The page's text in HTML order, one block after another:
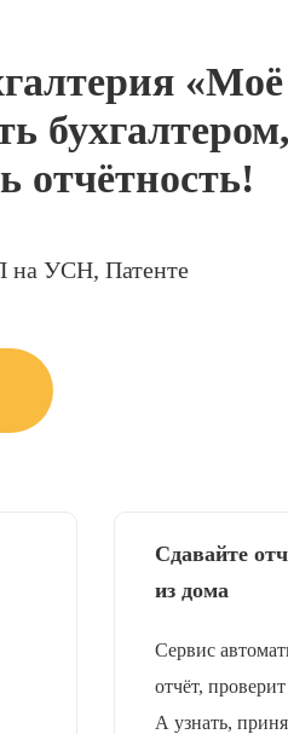
«Моё
отчётность!
на УСН, Патенте
Сдавайте
из дома
Сервис
отчёт,
А узнать,